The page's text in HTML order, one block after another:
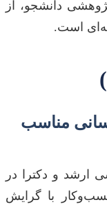
دانشجو، از
است.
مناسب
ارشد و دکترا در
با گرایش